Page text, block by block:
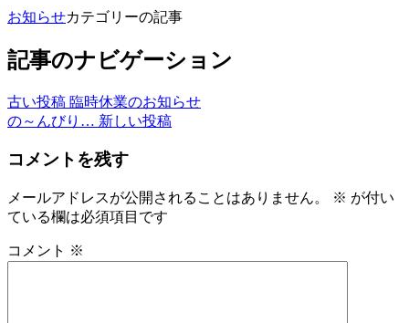
お知らせカテゴリーの記事
記事のナビゲーション
古い投稿 臨時休業のお知らせ
の～んびり… 新しい投稿
コメントを残す
メールアドレスが公開されることはありません。 ※ が付い
ている欄は必須項目です
コメント ※